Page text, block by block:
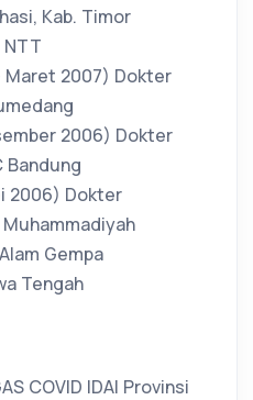
Kab. Timor
NTT
Maret 2007) Dokter
2006) Dokter
Bandung
2006) Dokter
Muhammadiyah
Gempa
Tengah
COVID IDAI Provinsi